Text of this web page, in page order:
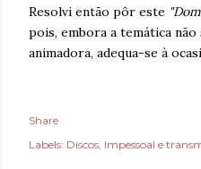
Resolvi então pôr este
pois, embora a temática
animadora, adequa-se à
Share
Labels: Discos Impessoal e